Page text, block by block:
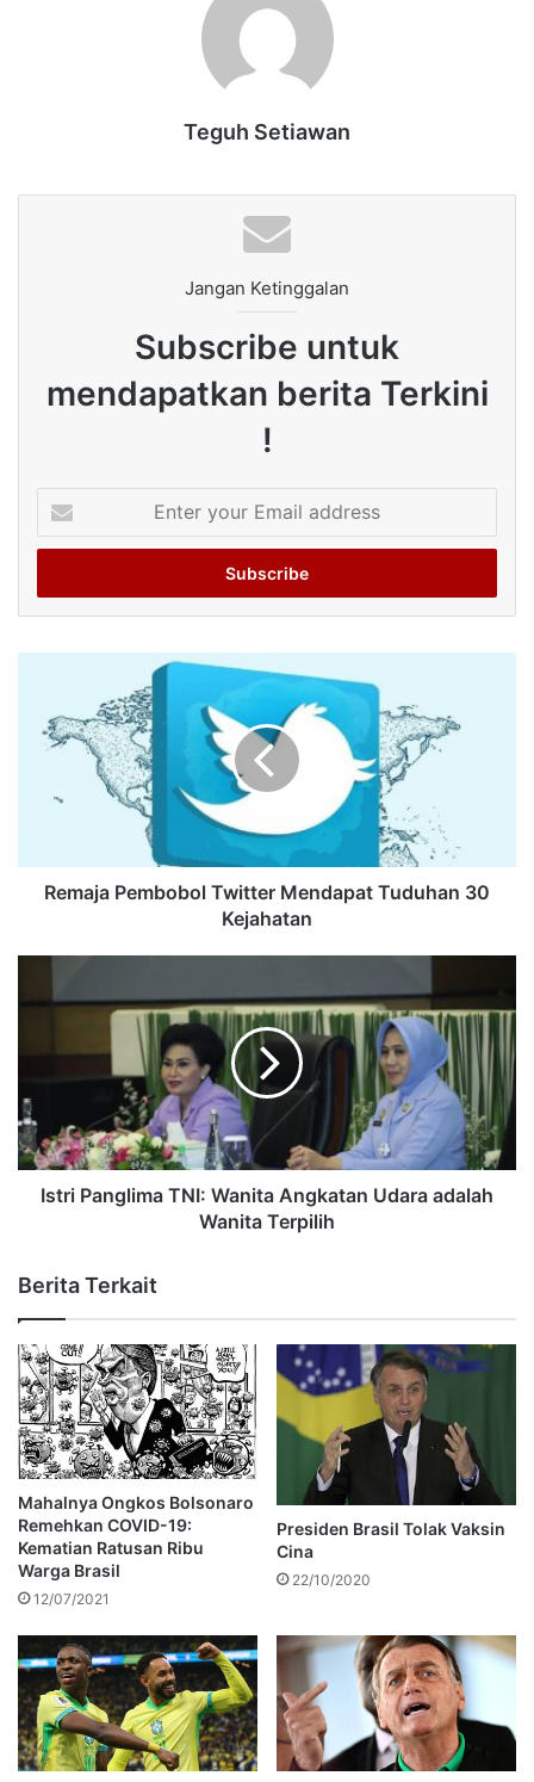
Teguh Setiawan
Jangan Ketinggalan
Subscribe untuk
mendapatkan berita Terkini
!
your
Email
Remaja Pembobol Twitter Mendapat Tuduhan 30
Kejahatan
Istri Panglima TNI: Wanita Angkatan Udara adalah
Wanita Terpilih
Berita Terkait
Mahalnya Ongkos Bolsonaro
Remehkan COVID-19:
Kematian Ratusan Ribu
Warga Brasil
12/07/2021
Presiden Brasil Tolak Vaksin
Cina
22/10/2020